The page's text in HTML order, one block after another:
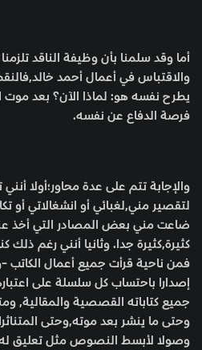
أما وقد سلمنا بأن وظيفة الناقد
والاقتباس في أعمال أحمد
يطرح نفسه هو: لماذا الآن؟ بعد موت
فرصة الدفاع عن نفسه.
والإجابة تتم على عدة محاور؛أولا
لتقصير مني,لغبائي أو انشغالاتي
ضاعت مني بعض المصادر التي أخذ
كثيرة,كثيرة جدا. وثانيا أنني رغم
فمن ناحية قرأت جميع أعمال الكاتب -
إصدارا باحتساب كل سلسلة على
جميع كتاباته القصصية والمقالية,
وحتى ما ينشر بعد موته,وحتى
وصولا لأبسط النصوص مثل تعليق له